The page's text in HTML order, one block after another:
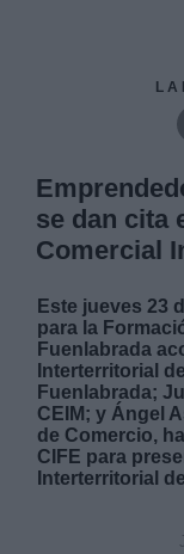
L A
se dan cita
Comercial
Este jueves 23
para la
Fuenlabrada
Interterritorial
Fuenlabrada;
CEIM; y Ángel
de Comercio,
CIFE para
Interterritorial